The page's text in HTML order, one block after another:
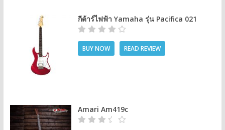
กีต้าร์ไฟฟ้า Yamaha รุ่น Pacifica 021
BUY NOW READ REVIEW
Amari Am419c